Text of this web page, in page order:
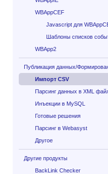
WBAppCEF
Javascript для
Шаблоны списков
WBApp2
Публикация данных/
Импорт CSV
Парсинг данных в XML
Инъекции в MySQL
Готовые решения
Парсинг в Webasyst
Другое
Другие продукты
BackLink Checker